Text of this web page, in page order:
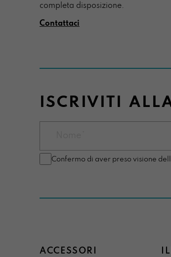
completa disposizione.
Contattaci
ISCRIVITI
Confermo di aver preso visione
ACCESSORI